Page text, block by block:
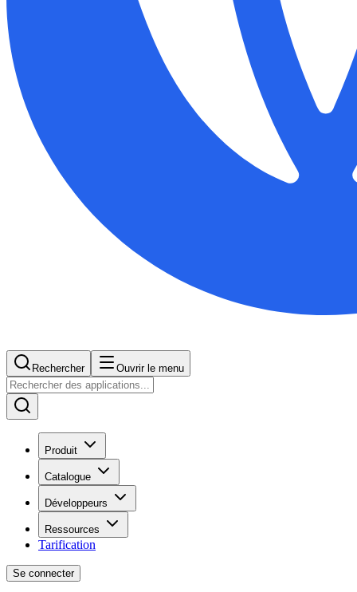
Rechercher Ouvrir le menu
Produit
Catalogue
Développeurs
Ressources
Tarification
Se connecter